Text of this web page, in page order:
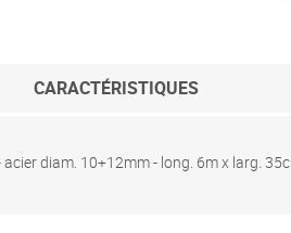
acier diam. 10+12mm - long. 6m x larg.
CARACTÉRISTIQUES